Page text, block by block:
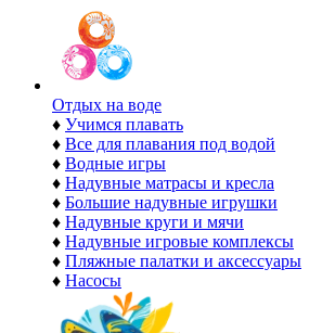
Отдых на воде
♦ Учимся плавать
♦ Все для плавания под водой
♦ Водные игры
♦ Надувные матрасы и кресла
♦ Большие надувные игрушки
♦ Надувные круги и мячи
♦ Надувные игровые комплексы
♦ Пляжные палатки и аксессуары
♦ Насосы